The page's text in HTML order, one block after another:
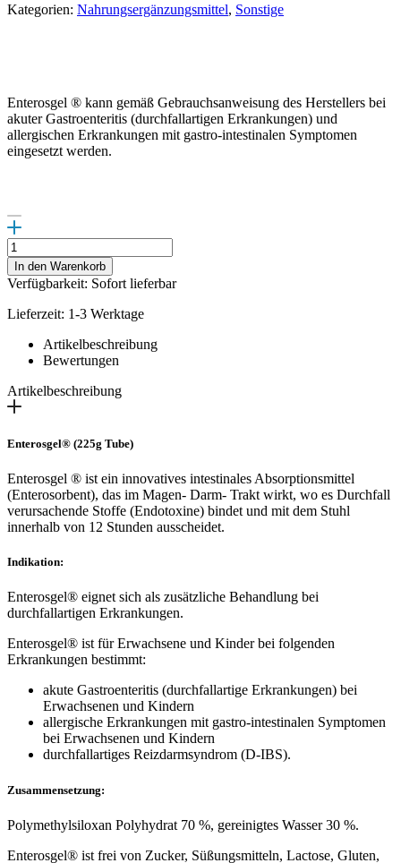
Kategorien: Nahrungsergänzungsmittel, Sonstige
Enterosgel ® kann gemäß Gebrauchsanweisung des Herstellers bei
akuter Gastroenteritis (durchfallartigen Erkrankungen) und
allergischen Erkrankungen mit gastro-intestinalen Symptomen
eingesetzt werden.
Enterosgel
®
Menge
In den Warenkorb
Verfügbarkeit: Sofort lieferbar
Lieferzeit: 1-3 Werktage
Artikelbeschreibung
Bewertungen
Artikelbeschreibung
Enterosgel® (225g Tube)
Enterosgel ® ist ein innovatives intestinales Absorptionsmittel
(Enterosorbent), das im Magen- Darm- Trakt wirkt, wo es Durchfall
verursachende Stoffe (Endotoxine) bindet und mit dem Stuhl
innerhalb von 12 Stunden ausscheidet.
Indikation:
Enterosgel® eignet sich als zusätzliche Behandlung bei
durchfallartigen Erkrankungen.
Enterosgel® ist für Erwachsene und Kinder bei folgenden
Erkrankungen bestimmt:
akute Gastroenteritis (durchfallartige Erkrankungen) bei
Erwachsenen und Kindern
allergische Erkrankungen mit gastro-intestinalen Symptomen
bei Erwachsenen und Kindern
durchfallartiges Reizdarmsyndrom (D-IBS).
Zusammensetzung:
Polymethylsiloxan Polyhydrat 70 %, gereinigtes Wasser 30 %.
Enterosgel® ist frei von Zucker, Süßungsmitteln, Lactose, Gluten,